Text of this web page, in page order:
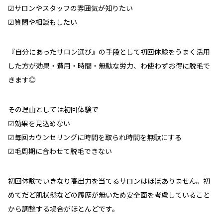
︎︎︎︎︎︎☑︎サロンやスタッフの雰囲気が知りたい
︎︎︎︎︎︎☑︎質問や相談もしたい
『自分にあったサロン選び』の手段として初回体験をうまく活用
した方が効果・費用・時間・無駄な労力、わ使わずお得に脱毛で
きます◎
その理由としては初回体験で
︎︎︎︎︎︎☑︎効果を見込めない
︎︎︎︎︎︎☑︎毎回カウンセリングに時間を取られ時間を無駄にする
︎︎︎︎︎︎☑︎毛周期に合わせて脱毛できない
初回体験でいきなり高出力を当てるサロンはほぼありません。初
めてだど肌状態などの履歴が無いため安全面を考慮していること
から調整する場合がほとんどです。